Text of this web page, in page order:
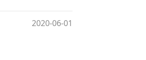
2020-06-01